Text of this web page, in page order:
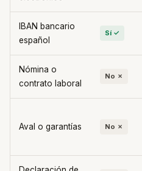
IBAN bancario
español
Sí ✓
Nómina o
contrato laboral
No ✗
Aval o garantías No ✗